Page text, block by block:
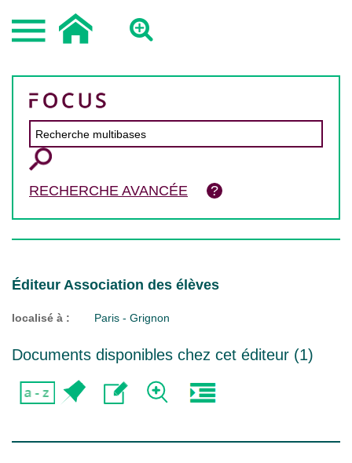
RECHERCHE AVANCÉE
Éditeur Association des élèves
localisé à : Paris - Grignon
Documents disponibles chez cet éditeur (1)